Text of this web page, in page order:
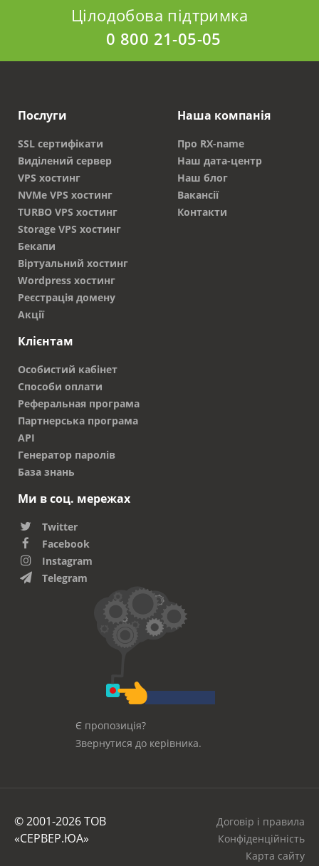
Цілодобова підтримка
0 800 21-05-05
Послуги
SSL сертифікати
Виділений сервер
VPS хостинг
NVMe VPS хостинг
TURBO VPS хостинг
Storage VPS хостинг
Бекапи
Віртуальний хостинг
Wordpress хостинг
Реєстрація домену
Акції
Наша компанія
Про RX-name
Наш дата-центр
Наш блог
Вакансії
Контакти
Клієнтам
Особистий кабінет
Способи оплати
Реферальная програма
Партнерська програма
API
Генератор паролів
База знань
Ми в соц. мережах
Twitter
Facebook
Instagram
Telegram
Є пропозиція?
Звернутися до керівника.
© 2001-2026 ТОВ
«СЕРВЕР.ЮА»
Договір і правила
Конфіденційність
Карта сайту